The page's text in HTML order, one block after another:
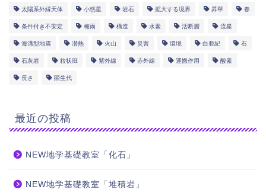
太陽系外縁天体 小惑星 岩石 拡大する境界 昇華 春
条件付き不安定 梅雨 構造 水素 活断層 流星
海溝型地震 潜熱 火山 災害 環境 白亜紀 石
石灰岩 粒状班 紫外線 赤外線 運搬作用 酸素
長さ 顕生代
最近の投稿
NEW地学基礎教室「化石」
NEW地学基礎教室「堆積岩」